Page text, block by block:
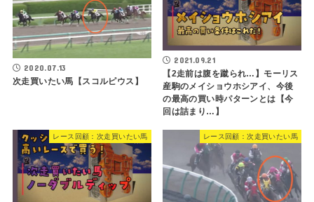
2020.07.13
次走買いたい馬【スコルピウス】
2021.09.21
【2走前は腹を蹴られ…】モーリス
産駒のメイショウホシアイ、今後
の最高の買い時パターンとは【今
回は詰まり…】
レース回顧：次走買いたい馬 レース回顧：次走買いたい馬